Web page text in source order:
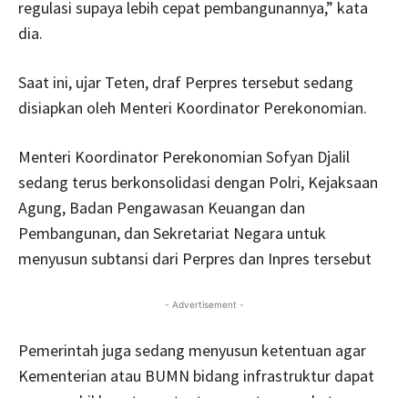
regulasi supaya lebih cepat pembangunannya,” kata
dia.
Saat ini, ujar Teten, draf Perpres tersebut sedang
disiapkan oleh Menteri Koordinator Perekonomian.
Menteri Koordinator Perekonomian Sofyan Djalil
sedang terus berkonsolidasi dengan Polri, Kejaksaan
Agung, Badan Pengawasan Keuangan dan
Pembangunan, dan Sekretariat Negara untuk
menyusun subtansi dari Perpres dan Inpres tersebut
- Advertisement -
Pemerintah juga sedang menyusun ketentuan agar
Kementerian atau BUMN bidang infrastruktur dapat